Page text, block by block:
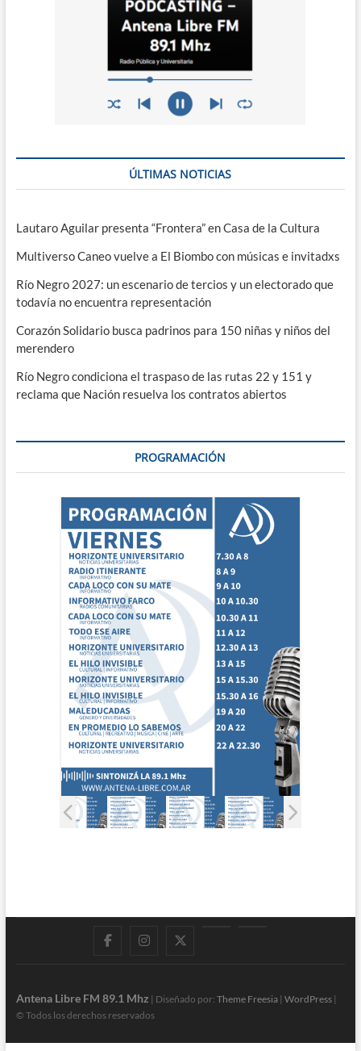
ÚLTIMAS NOTICIAS
Lautaro Aguilar presenta “Frontera” en Casa de la Cultura
Multiverso Caneo vuelve a El Biombo con músicas e invitadxs
Río Negro 2027: un escenario de tercios y un electorado que
todavía no encuentra representación
Corazón Solidario busca padrinos para 150 niñas y niños del
merendero
Río Negro condiciona el traspaso de las rutas 22 y 151 y
reclama que Nación resuelva los contratos abiertos
PROGRAMACIÓN
FacebookInstagram
Antena Libre FM 89.1 Mhz | Diseñado por: Theme Freesia| WordPress|
© Todos los derechos reservados